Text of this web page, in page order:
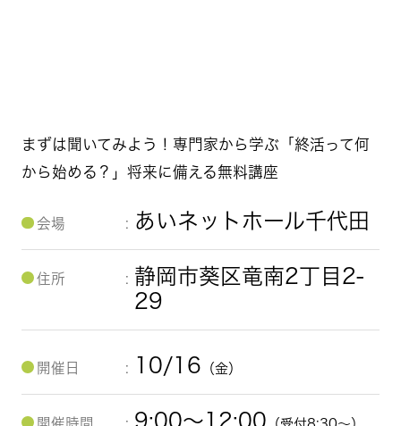
まずは聞いてみよう！専門家から学ぶ「終活って何
から始める？」将来に備える無料講座
住所
静岡市葵区竜南2丁目2-
29
会場 あいネットホール千代田
9:00～12:00
開催日 10/16 （金）